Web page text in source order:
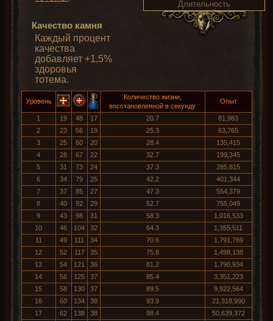
Качество камня
Каждый процент
качества
добавляет +1,5%
здоровья
тотема.
Длительность
Уровень
Количество жизни,
восстановленной в секунду
Опыт
1 19 48 17 20.7
81,983
2
23 56 19 25.3
63,765
3
25 60 20 28.4
135,415
4
28 67 22 32.7
199,345
5
31 73 24 37.3
285,815
6
34 79 25 42.2
401,344
7
37 85 27 47.3
554,379
8
40 92 29 52.7
755,049
9
43 98 31 58.3
1,016,533
10
46 104 32 64.3
1,355,511
11
49 111 34 70.6
1,791,769
12
52 117 35 75.8
1,498,138
13
54 121 36 81.2
1,790,934
14
56 125 37 85.4
3,351,223
15
58 130 37 89.5
9,922,564
16
60 134 38 93.9
21,318,990
17
62 138 38 98.4
50,639,372